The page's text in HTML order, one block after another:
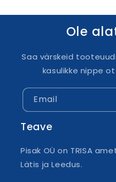
Ole
Saa värskeid
kasulikke nippe
Email
Teave
Pisak OÜ on TRISA
Lätis ja Leedus.